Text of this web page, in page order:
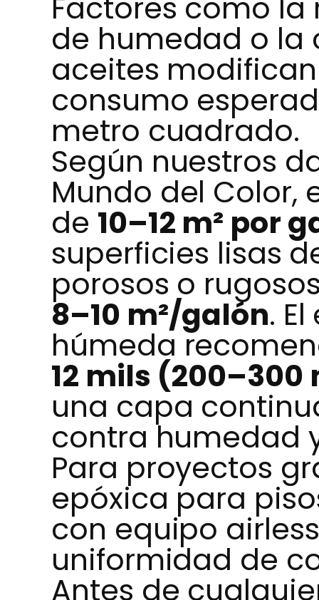
de humedad o
aceites
consumo
metro cuadrado.
Según nuestros
Mundo del Color,
de 10–12 m² por
superficies lisas
porosos o
8–10 m²/galón.
húmeda
12 mils
una capa
contra humedad
Para proyectos
epóxica para
con equipo
uniformidad de
Antes de